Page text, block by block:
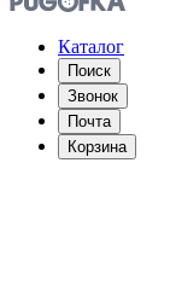
Каталог
Поиск
Звонок
Почта
Корзина